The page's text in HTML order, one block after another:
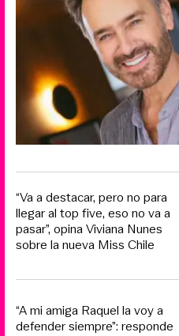
“Va a destacar, pero no para
llegar al top five, eso no va a
pasar”, opina Viviana Nunes
sobre la nueva Miss Chile
“A mi amiga Raquel la voy a
defender siempre”: responde